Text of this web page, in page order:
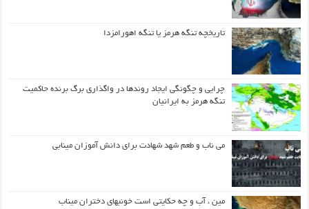
تاریخچه تنگه هرمز یا تنگه اهورامزدا
چرایی و چگونگی ایجاد روندها در واگذاری برگ برنده حاکمیت
تنگه هرمز به ایرانیان
می ناب و طعم شهد شهادت برای دانش آموزان مینابی
مین ، آب و چه حکایتی است خونبهای دختران میناب